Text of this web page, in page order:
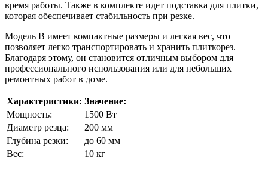
время работы. Также в комплекте идет подставка для плитки,
которая обеспечивает стабильность при резке.
Модель B имеет компактные размеры и легкая вес, что
позволяет легко транспортировать и хранить плиткорез.
Благодаря этому, он становится отличным выбором для
профессионального использования или для небольших
ремонтных работ в доме.
Характеристики: Значение:
Мощность:
1500 Вт
Диаметр резца:
200 мм
Глубина резки:
до 60 мм
Вес:
10 кг